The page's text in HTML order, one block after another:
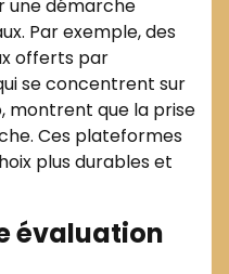
une démarche
Par exemple, des
offerts par
se concentrent sur
montrent que la prise
Ces plateformes
plus durables et
évaluation